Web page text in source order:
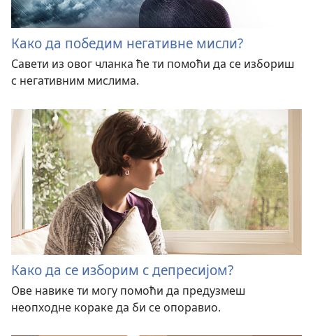
Како да победим негативне мисли?
Савети из овог чланка ће ти помоћи да се избориш
с негативним мислима.
Како да се изборим с депресијом?
Ове навике ти могу помоћи да предузмеш
неопходне кораке да би се опоравио.